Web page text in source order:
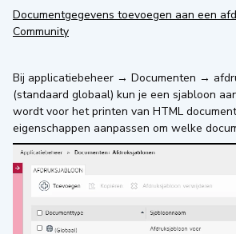
Documentgegevens toevoegen aan een
Community
Bij applicatiebeheer → Documenten →
(standaard globaal) kun je een sjabloon
wordt voor het printen van HTML
eigenschappen aanpassen om welke